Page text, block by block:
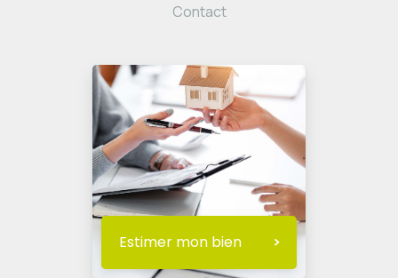
Contact
Estimer mon bien